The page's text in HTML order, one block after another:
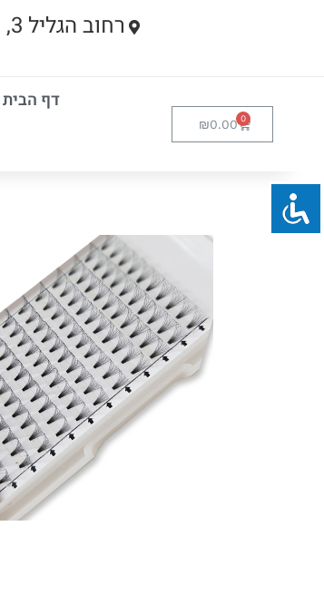
רחוב הגליל 3, כפר יונה
₪0.00
דף הבית